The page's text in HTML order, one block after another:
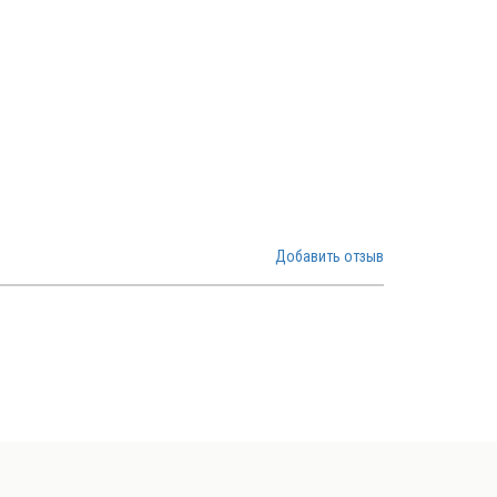
Добавить отзыв